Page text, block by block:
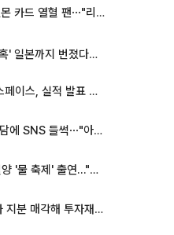
'차쥐뿔' 이준영, 포켓몬 카드 열혈 팬⋯"리셀러 처단할 것"
축구협회 '성 접대 의혹' 일본까지 번졌다…日 심판 실명 공개
LIG디펜스앤에어로스페이스, 실적 발표 후 급락→반등⋯증권가 “28년까지 튼튼”
김규원, 격이 다른 미담에 SNS 들썩⋯"아이 속옷 빨고 졸업식도 참석"
하하·스컬, 가뭄 속 밀양 '물 축제' 출연…"출연료 전액 기부"
포스코홀딩스, 계열사 지분 매각해 투자재원 2.5조 확보